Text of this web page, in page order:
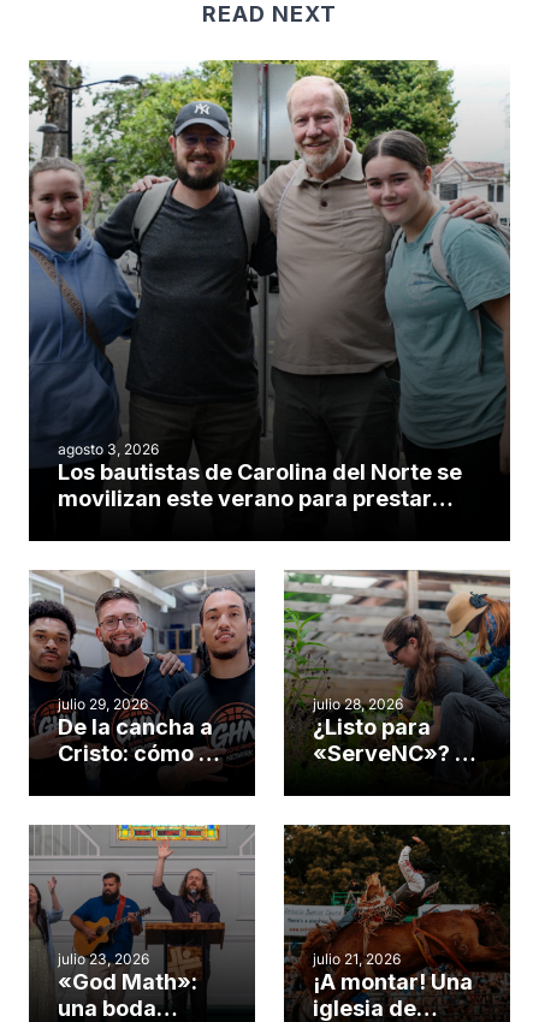
READ NEXT
agosto 3, 2026
Los bautistas de Carolina del Norte se
movilizan este verano para prestar
julio 29, 2026
De la cancha a
Cristo: cómo el
gimnasio de
Cary se
convirtió en un
insólito campo
misionero te
cuento
julio 28, 2026
¿Listo para
«ServeNC»? 4
obra de Dios
durante la
Semana
ServeNC
julio 23, 2026
«God Math»:
una boda
julio 21, 2026
¡A montar! Una
iglesia de